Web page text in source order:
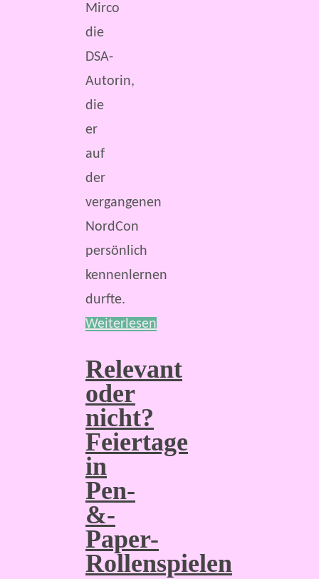
Mirco
die
DSA-
Autorin,
die
er
auf
der
vergangenen
NordCon
persönlich
kennenlernen
durfte.
Weiterlesen
Relevant
oder
nicht?
Feiertage
in
Pen-
&-
Paper-
Rollenspielen